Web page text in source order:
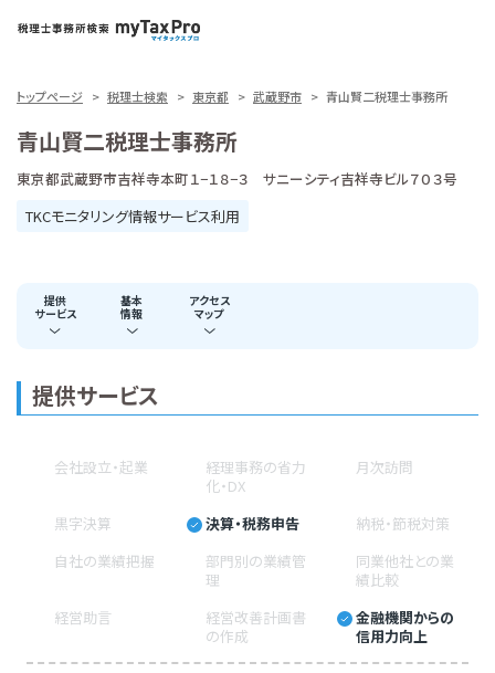
トップページ 税理士検索 東京都 武蔵野市 青山賢二税理士事務所
青山賢二税理士事務所
東京都武蔵野市吉祥寺本町１−１８−３ サニーシティ吉祥寺ビル７０３号
TKCモニタリング情報サービス利用
提供
サービス
基本
情報
アクセス
マップ
提供サービス
会社設立・起業
経理事務の省力
化・DX
月次訪問
黒字決算 決算・税務申告
納税・節税対策
自社の業績把握
部門別の業績管
理
同業他社との業
績比較
経営助言
経営改善計画書
の作成
金融機関からの
信用力向上